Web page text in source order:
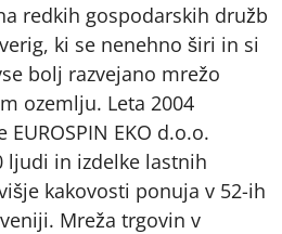
redkih gospodarskih družb
ki se nenehno širi in si
bolj razvejano mrežo
ozemlju. Leta 2004
EKO d.o.o.
ljudi in izdelke lastnih
kakovosti ponuja v 52-ih
Mreža trgovin v